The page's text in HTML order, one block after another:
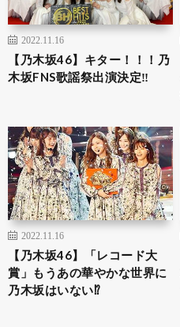
2022.11.16
【乃木坂46】キター！！！乃
木坂FNS歌謡祭出演決定‼︎
2022.11.16
【乃木坂46】「レコード大
賞」もうあの華やかな世界に
乃木坂はいない⁉︎